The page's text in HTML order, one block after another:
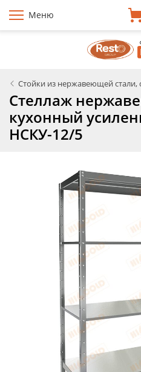
Меню
Стойки из нержавеющей
Стеллаж
кухонный
НСКУ-12/5